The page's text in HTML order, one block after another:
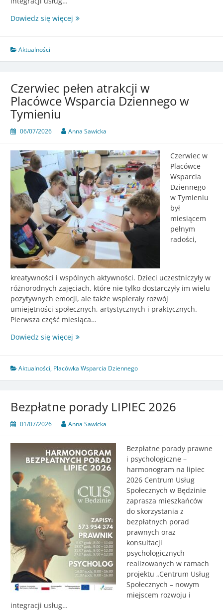
Dowiedz się więcej Bezpłatne
Aktualności
Czerwiec pełen atrakcji w
Placówce Wsparcia Dziennego w
Tymieniu
06/07/2026 Anna Sawicka
Czerwiec w
Placówce
Wsparcia
Dziennego
w Tymieniu
był
miesiącem
pełnym
radości,
kreatywności i wspólnych aktywności. Dzieci uczestniczyły w
różnorodnych zajęciach, które nie tylko dostarczyły im wielu
pozytywnych emocji, ale także wspierały rozwój
umiejętności społecznych, artystycznych i praktycznych.
Pierwsza część miesiąca…
Dowiedz się więcej Czerwiec
w
Placówce
w
Tymieniu
Aktualności, Placówka Wsparcia Dziennego
Bezpłatne porady LIPIEC 2026
01/07/2026 Anna Sawicka
Bezpłatne porady prawne
i psychologiczne –
harmonogram na lipiec
2026 Centrum Usług
Społecznych w Będzinie
zaprasza mieszkańców
do skorzystania z
bezpłatnych porad
prawnych oraz
konsultacji
psychologicznych
realizowanych w ramach
projektu „Centrum Usług
Społecznych – nowym
miejscem rozwoju i
integracji usług…